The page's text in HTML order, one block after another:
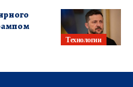
Технологии